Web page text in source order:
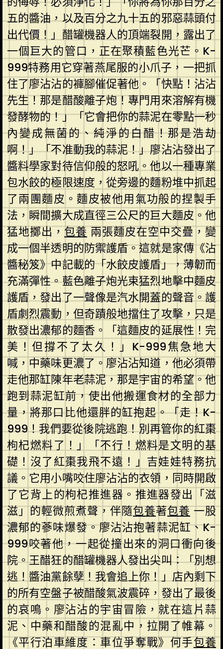
五的醬油，以及百分之九十五的邪惡蒜頭付
出代價！」醋罐機器人的頂端裂開，露出了
一個巨大的管口，正在聚積藍色光芒。K-
999特務用它穿著燕尾服的小爪子，一把抓
住了廖沾沾的褲腳催促著他。「快點！沾沾
先生！那是醋酸離子炮！專門用來溶解有機
發酵物的！」「它會把你的蒜泥在零點一秒
內變成無菌的、純淨的白醋！那是浩劫
啊！」「不准動我的蒜泥！」廖沾沾發出了
醬料學家對待信仰般的怒吼。他以一種專業
包水餃的極限速度，從旁邊的麵粉堆中抓起
了兩團麵皮。麵皮被他用氣功般的捏製手
法，瞬間擴大成直徑三公尺的巨大麵皮。他
猛地擲出，包養兩張麵皮在空中交疊，變
成一個半透明的防禦護盾。這就是家傳《沾
醬秘笈》中記載的「水餃皮護盾」，薄韌而
充滿彈性。藍色離子炮光束猛烈地擊中麵皮
護盾，發出了一聲像是汽水開蓋的聲音。護
盾劇烈震動，但奇蹟般地擋住了攻擊，只是
散發出濃郁的麵香。「這麵皮的延展性！完
美！但撐不了太久！」K-999焦急地大
喊，中藥味更濃了。廖沾沾知道，他必須帶
走他那缸陳年老蒜泥，那是宇宙的希望。他
跑到蒜泥缸前，使出他搬運食材的全部力
量，將那口比他還胖的缸抱起。「走！K-
999！我們要從後院逃跑！別再管你的紅棗
枸杞燃料了！」「不行！燃料是文明的基
礎！沒了紅棗我飛不遠！」吉娃娃特務抗
議。它用小嘴咬住廖沾沾的衣領，同時開啟
了它背上的枸杞推進器。推進器發出「滋
滋」的輕微煎煮聲，伴隨包養著包養一股
濃郁的蔘味爆發。廖沾沾抱著蒜泥缸、K-
999咬著他，一起從撞出來的洞口衝向後
院。王醋狂的醋罐機器人發出尖叫：「別想
逃！醬油黨餘孽！我會追上你！」店內剩下
的所有空盤子被醋酸氣波震碎，發出了最後
的哀鳴。廖沾沾的宇宙冒險，就在這片蒜
泥、中藥和醋酸的混亂中，拉開了帷幕。
《平行泊車維度：車位爭奪戰》何手包養